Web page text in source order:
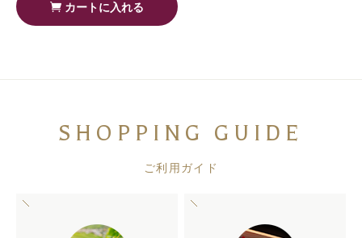
カートに入れる
SHOPPING GUIDE
ご利用ガイド